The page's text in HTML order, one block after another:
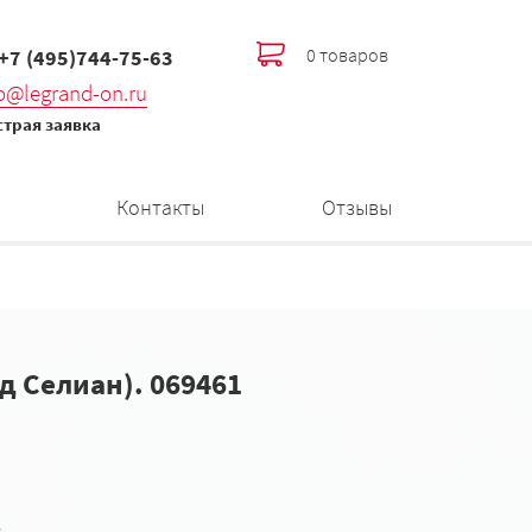
(495)744-75-63
on.ru
заявка
0 товаров
Контакты Отзывы
Селиан). 069461